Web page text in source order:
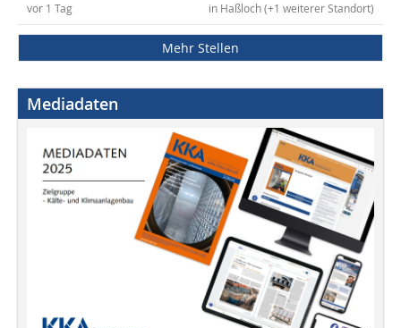
in Haßloch (+1 weiterer Standort)
vor 1 Tag
Mehr Stellen
Mediadaten